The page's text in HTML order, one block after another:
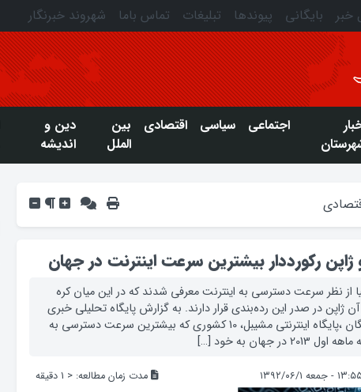
خبر بایگانی پیوندها تبلیغات تماس باما شهروند خبرنگار
اجتماعی سیاسی اقتصادی
بین
الملل
دین و
اندیشه
رکورددار بیشترین سرعت اینترنت در جهان
از نظر سرعت دسترسی به اینترنت معرفی شدند که در این میان کره
ژاپن در صدر این رده‌بندی قرار دارند. به گزارش پایگاه تحلیلی خبری
شهرستان گلپایگان ،پایگاه اینترنتی مشیبل، 10 کشوری که بیشترین سرعت دسترسی به
در جهان به خود […]
مدت زمان مطالعه: < 1 دقیقه